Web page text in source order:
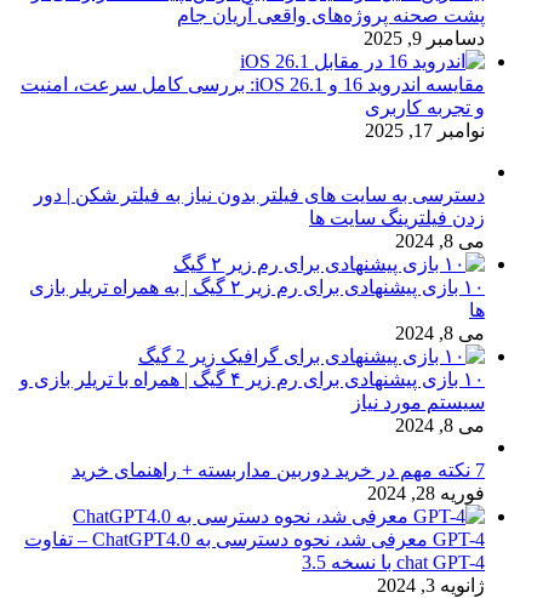
پشت صحنه پروژه‌های واقعی آریان جام
دسامبر 9, 2025
مقایسه اندروید 16 و iOS 26.1: بررسی کامل سرعت، امنیت
و تجربه کاربری
نوامبر 17, 2025
دسترسی به سایت های فیلتر بدون نیاز به فیلتر شکن | دور
زدن فیلترینگ سایت ها
می 8, 2024
۱۰ بازی پیشنهادی برای رم زیر ۲ گیگ | به همراه تریلر بازی
ها
می 8, 2024
۱۰ بازی پیشنهادی برای رم زیر ۴ گیگ | همراه با تریلر بازی و
سیستم مورد نیاز
می 8, 2024
7 نکته مهم در خرید دوربین مداربسته + راهنمای خرید
فوریه 28, 2024
GPT-4 معرفی شد، نحوه دسترسی به ChatGPT4.0 – تفاوت
chat GPT-4 با نسخه 3.5
ژانویه 3, 2024